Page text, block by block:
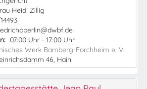
Heidi Zillig
07:00 Uhr - 17:00 Uhr
Werk Bamberg-Forchheim e. V.
46, Hain